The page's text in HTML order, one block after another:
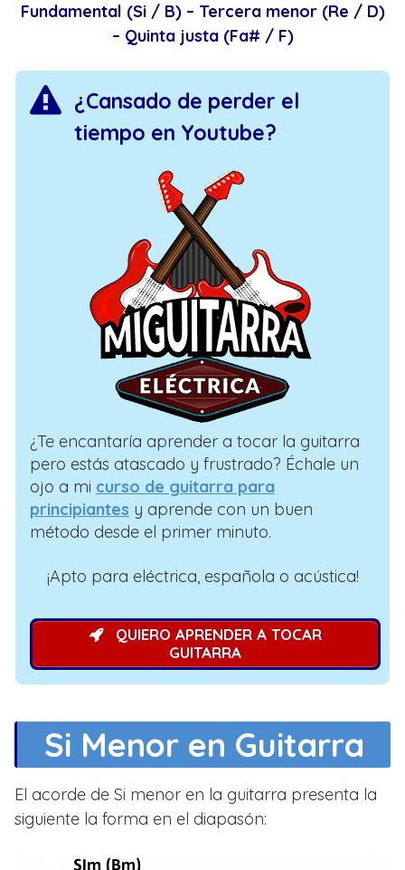
Fundamental (Si / B) – Tercera menor (Re / D)
– Quinta justa (Fa# / F)
¿Cansado de perder el
tiempo en Youtube?
¿Te encantaría aprender a tocar la guitarra
pero estás atascado y frustrado? Échale un
ojo a mi curso de guitarra para
principiantes y aprende con un buen
método desde el primer minuto.
¡Apto para eléctrica, española o acústica!
QUIERO APRENDER A TOCAR
GUITARRA
Si Menor en Guitarra
El acorde de Si menor en la guitarra presenta la
siguiente la forma en el diapasón: